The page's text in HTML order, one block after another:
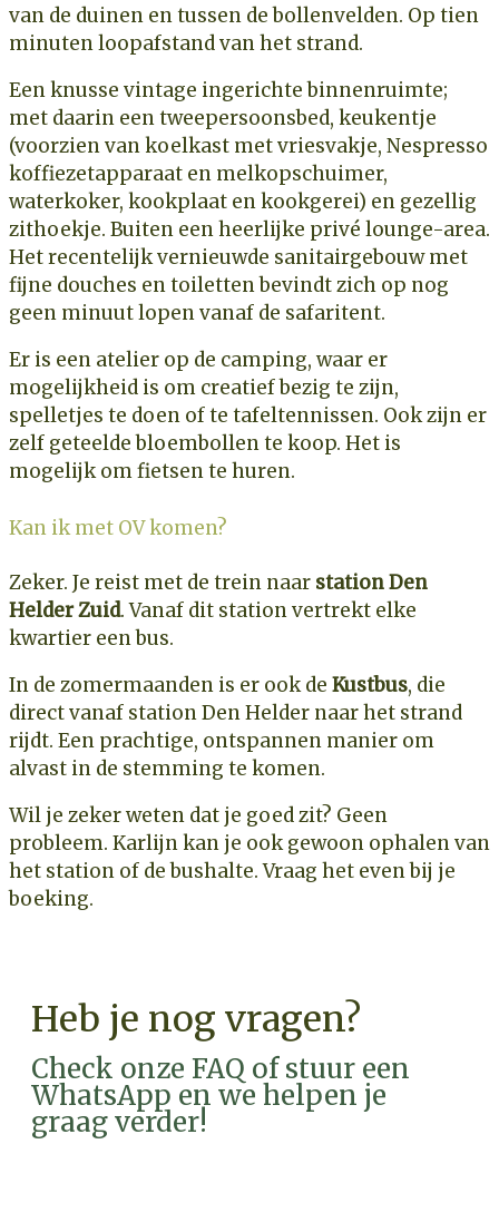
van de duinen en tussen de bollenvelden. Op tien
minuten loopafstand van het strand.
Een knusse vintage ingerichte binnenruimte;
met daarin een tweepersoonsbed, keukentje
(voorzien van koelkast met vriesvakje, Nespresso
koffiezetapparaat en melkopschuimer,
waterkoker, kookplaat en kookgerei) en gezellig
zithoekje. Buiten een heerlijke privé lounge-area.
Het recentelijk vernieuwde sanitairgebouw met
fijne douches en toiletten bevindt zich op nog
geen minuut lopen vanaf de safaritent.
Er is een atelier op de camping, waar er
mogelijkheid is om creatief bezig te zijn,
spelletjes te doen of te tafeltennissen. Ook zijn er
zelf geteelde bloembollen te koop. Het is
mogelijk om fietsen te huren.
Kan ik met OV komen?
Zeker. Je reist met de trein naar station Den
Helder Zuid. Vanaf dit station vertrekt elke
kwartier een bus.
In de zomermaanden is er ook de Kustbus, die
direct vanaf station Den Helder naar het strand
rijdt. Een prachtige, ontspannen manier om
alvast in de stemming te komen.
Wil je zeker weten dat je goed zit? Geen
probleem. Karlijn kan je ook gewoon ophalen van
het station of de bushalte. Vraag het even bij je
boeking.
Heb je nog vragen?
Check onze FAQ of stuur een
WhatsApp en we helpen je
graag verder!